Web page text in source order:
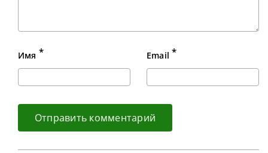
Имя * Email *